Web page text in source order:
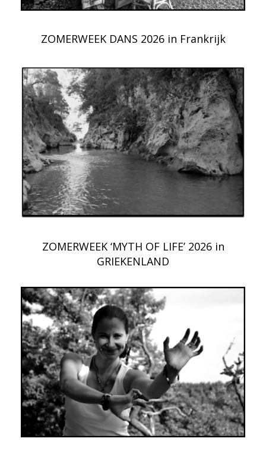
ZOMERWEEK DANS 2026 in Frankrijk
ZOMERWEEK ‘MYTH OF LIFE’ 2026 in
GRIEKENLAND